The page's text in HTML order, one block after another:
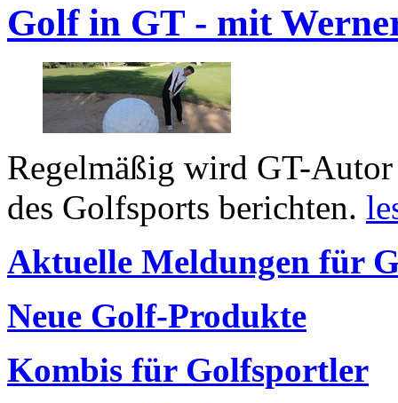
Golf in GT - mit
Regelmäßig wird GT-
des Golfsports berichten.
Aktuelle Meldungen für
Neue Golf-Produkte
Kombis für Golfsportler